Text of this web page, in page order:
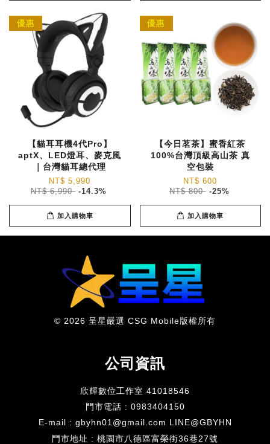
優惠
【貓耳耳機4代Pro】
aptX、LED燈耳、麥克風
｜台灣貓耳總代理
NT$ 5,990
NT$ 6,990 -14.3%
加入購物車
優惠
【今日茗茶】蜜香紅茶
100%台灣頂級高山茶 真
空包裝
NT$ 600
NT$ 800 -25%
加入購物車
© 2026 呈星嚴選 CSG Mobile版權所有
公司資訊
欣輝數位工作室 41018546
門市電話 : 0983404150
E-mail : gbyhn01@gmail.com LINE@GBYHN
門市地址 : 桃園市八德區富榮街36巷27號